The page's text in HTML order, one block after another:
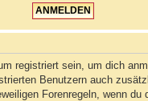
registriert sein, um dich
Benutzern auch
Forenregeln, wenn du